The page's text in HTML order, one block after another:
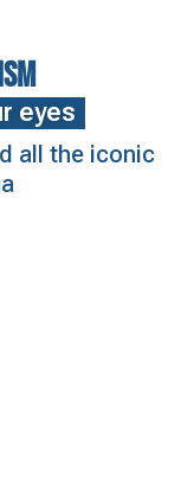
eyes
all the iconic